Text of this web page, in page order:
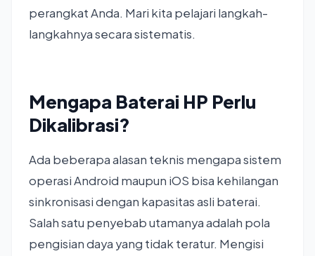
perangkat Anda. Mari kita pelajari langkah-
langkahnya secara sistematis.
Mengapa Baterai HP Perlu
Dikalibrasi?
Ada beberapa alasan teknis mengapa sistem
operasi Android maupun iOS bisa kehilangan
sinkronisasi dengan kapasitas asli baterai.
Salah satu penyebab utamanya adalah pola
pengisian daya yang tidak teratur. Mengisi